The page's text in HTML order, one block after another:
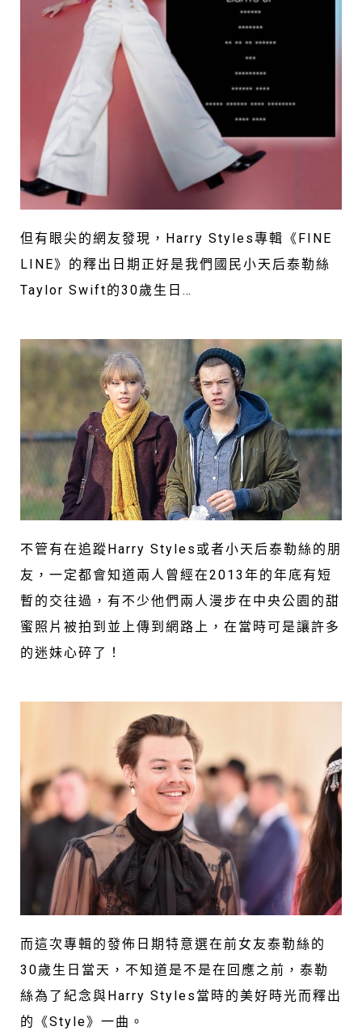
但有眼尖的網友發現，Harry Styles專輯《FINE
LINE》的釋出日期正好是我們國民小天后泰勒絲
Taylor Swift的30歲生日…
不管有在追蹤Harry Styles或者小天后泰勒絲的朋
友，一定都會知道兩人曾經在2013年的年底有短
暫的交往過，有不少他們兩人漫步在中央公園的甜
蜜照片被拍到並上傳到網路上，在當時可是讓許多
的迷妹心碎了！
而這次專輯的發佈日期特意選在前女友泰勒絲的
30歲生日當天，不知道是不是在回應之前，泰勒
絲為了紀念與Harry Styles當時的美好時光而釋出
的《Style》一曲。